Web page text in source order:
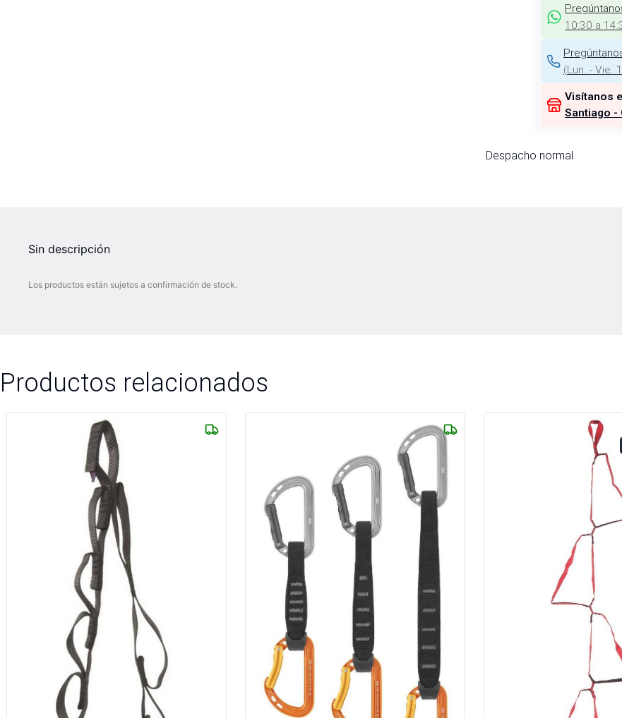
10:30 a
(Lun. - Vie.
Visítanos
Santiago -
Despacho normal
Sin descripción
Los productos están sujetos a confirmación de stock.
Productos relacionados